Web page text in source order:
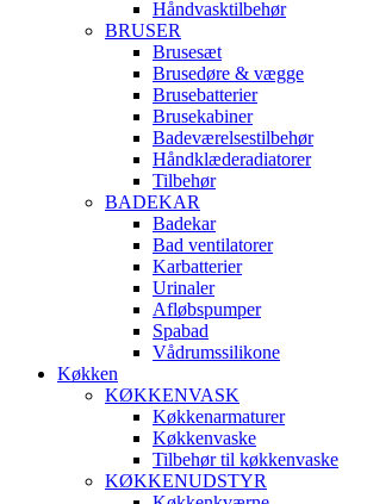
Håndvasktilbehør
BRUSER
Brusesæt
Brusedøre & vægge
Brusebatterier
Brusekabiner
Badeværelsestilbehør
Håndklæderadiatorer
Tilbehør
BADEKAR
Badekar
Bad ventilatorer
Karbatterier
Urinaler
Afløbspumper
Spabad
Vådrumssilikone
Køkken
KØKKENVASK
Køkkenarmaturer
Køkkenvaske
Tilbehør til køkkenvaske
KØKKENUDSTYR